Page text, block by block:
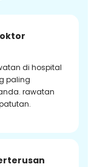
di hospital
paling
rawatan